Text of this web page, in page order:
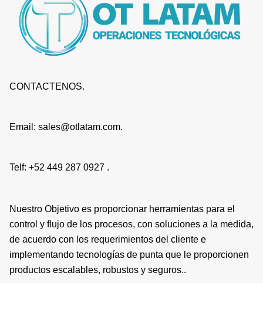
CONTACTENOS.
Email: sales@otlatam.com.
Telf: +52 449 287 0927 .
Nuestro Objetivo es proporcionar herramientas para el
control y flujo de los procesos, con soluciones a la medida,
de acuerdo con los requerimientos del cliente e
implementando tecnologías de punta que le proporcionen
productos escalables, robustos y seguros..